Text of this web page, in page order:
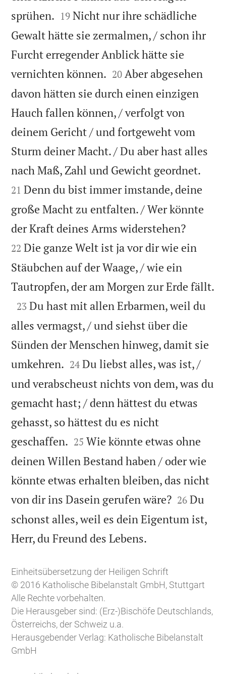
sprühen. 

19 Nicht nur ihre schädliche
Gewalt hätte sie zermalmen, / schon ihr
Furcht erregender Anblick hätte sie
vernichten können. 

20 Aber abgesehen
davon hätten sie durch einen einzigen
Hauch fallen können, / verfolgt von
deinem Gericht / und fortgeweht vom
Sturm deiner Macht. / Du aber hast alles
nach Maß, Zahl und Gewicht geordnet.
21 Denn du bist immer imstande, deine
große Macht zu entfalten. / Wer könnte
der Kraft deines Arms widerstehen?
22 Die ganze Welt ist ja vor dir wie ein
Stäubchen auf der Waage, / wie ein
Tautropfen, der am Morgen zur Erde fällt.

23 Du hast mit allen Erbarmen, weil du
alles vermagst, / und siehst über die
Sünden der Menschen hinweg, damit sie
umkehren. 

24 Du liebst alles, was ist, /
und verabscheust nichts von dem, was du
gemacht hast; / denn hättest du etwas
gehasst, so hättest du es nicht
geschaffen. 

25 Wie könnte etwas ohne
deinen Willen Bestand haben / oder wie
könnte etwas erhalten bleiben, das nicht
von dir ins Dasein gerufen wäre?
26 Du
schonst alles, weil es dein Eigentum ist,
Herr, du Freund des Lebens.
Einheitsübersetzung der Heiligen Schrift
© 2016 Katholische Bibelanstalt GmbH, Stuttgart
Alle Rechte vorbehalten.
Die Herausgeber sind: (Erz-)Bischöfe Deutschlands,
Österreichs, der Schweiz u.a.
Herausgebender Verlag: Katholische Bibelanstalt
GmbH